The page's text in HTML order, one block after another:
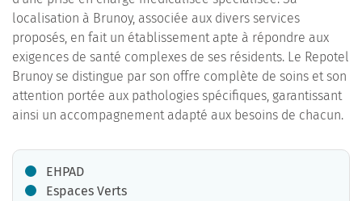
localisation à Brunoy, associée aux divers services
proposés, en fait un établissement apte à répondre aux
exigences de santé complexes de ses résidents. Le Repotel
Brunoy se distingue par son offre complète de soins et son
attention portée aux pathologies spécifiques, garantissant
ainsi un accompagnement adapté aux besoins de chacun.
EHPAD
Espaces Verts